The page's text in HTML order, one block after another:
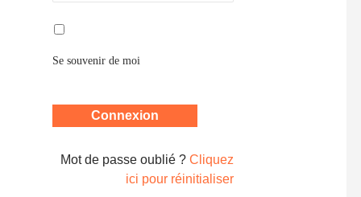
Se souvenir de moi
Mot de passe oublié ? Cliquez
ici pour réinitialiser